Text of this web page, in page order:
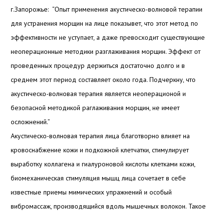
г.Запорожье: “Опыт применения акустическо-волновой терапии
для устранения морщин на лице показывет, что этот метод по
эффективности не уступает, а даже превосходит существующие
неоперационные методики разглаживания морщин. Эффект от
проведенных процедур держиться достаточно долго и в
среднем этот период составляет около года. Подчеркну, что
акустическо-волновая терапия является неоперационой и
безопасной методикой раглаживания морщин, не имеет
осложнений.”
Акустическо-волновая терапия лица благотворно влияет на
кровоснабжение кожи и подкожной клетчатки, стимулирует
выработку коллагена и гиалуроновой кислоты клетками кожи,
биомеханическая стимуляция мышц лица сочетает в себе
известные приемы мимических упражнений и особый
вибромассаж, производящийся вдоль мышечных волокон. Такое